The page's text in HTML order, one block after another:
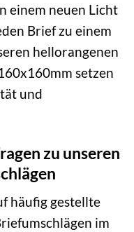
einem neuen Licht
Brief zu einem
hellorangenen
setzen
und
zu unseren
häufig gestellte
im